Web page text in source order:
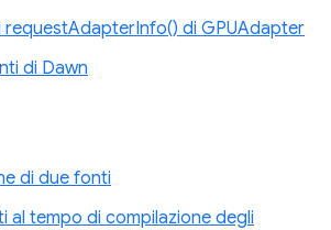
requestAdapterInfo() di GPUAdapter
di Dawn
di due fonti
al tempo di compilazione degli